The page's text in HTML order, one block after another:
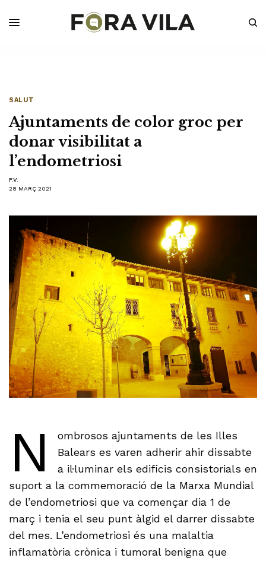
SALUT
Ajuntaments de color groc per
donar visibilitat a
l’endometriosi
F.V.
28 MARÇ 2021
N
ombrosos ajuntaments de les Illes
Balears es varen adherir ahir dissabte
a il·luminar els edificis consistorials en
suport a la commemoració de la Marxa Mundial
de l’endometriosi que va començar dia 1 de
març i tenia el seu punt àlgid el darrer dissabte
del mes. L’endometriosi és una malaltia
inflamatòria crònica i tumoral benigna que